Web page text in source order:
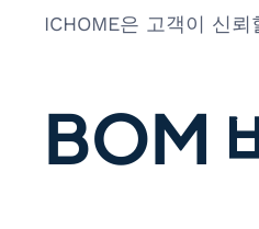
ICHOME은 고객이 신
BOM